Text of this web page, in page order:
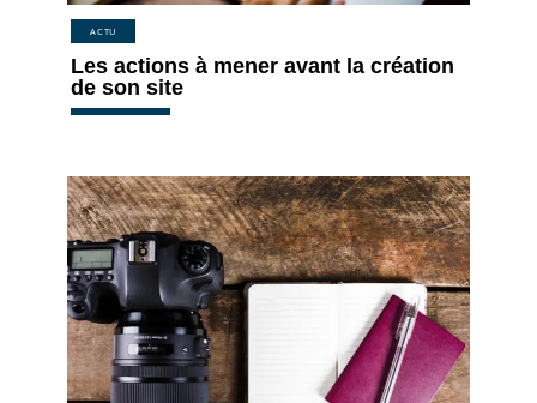
ACTU
Les actions à mener avant la création
de son site